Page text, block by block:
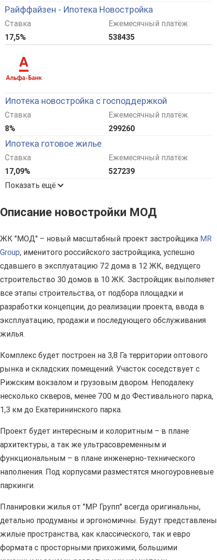
Райффайзен - Ипотека Новостройка
Ставка
17,5%
Ежемесячный платёж
538435
Ипотека новостройка с господдержкой
Ставка
8%
Ежемесячный платёж
299260
Ипотека готовое жилье
Ставка
17,09%
Ежемесячный платёж
527239
Показать ещё
Описание новостройки МОД
ЖК "МОД" – новый масштабный проект застройщика MR
Group, именитого российского застройщика, успешно
сдавшего в эксплуатацию 72 дома в 12 ЖК, ведущего
строительство 30 домов в 10 ЖК. Застройщик выполняет
все этапы строительства, от подбора площадки и
разработки концепции, до реализации проекта, ввода в
эксплуатацию, продажи и последующего обслуживания
жилья.
Комплекс будет построен на 3,8 Га территории оптового
рынка и складских помещений. Участок соседствует с
Рижским вокзалом и грузовым двором. Неподалеку
несколько скверов, менее 700 м до Фестивального парка,
1,3 км до Екатерининского парка.
Проект будет интересным и колоритным – в плане
архитектуры, а так же ультрасовременным и
функциональным – в плане инженерно-технического
наполнения. Под корпусами разместятся многоуровневые
паркинги.
Планировки жилья от "МР Групп" всегда оригинальны,
детально продуманы и эргономичны. Будут представлены
жилые пространства, как классического, так и евро
формата с просторными прихожими, большими